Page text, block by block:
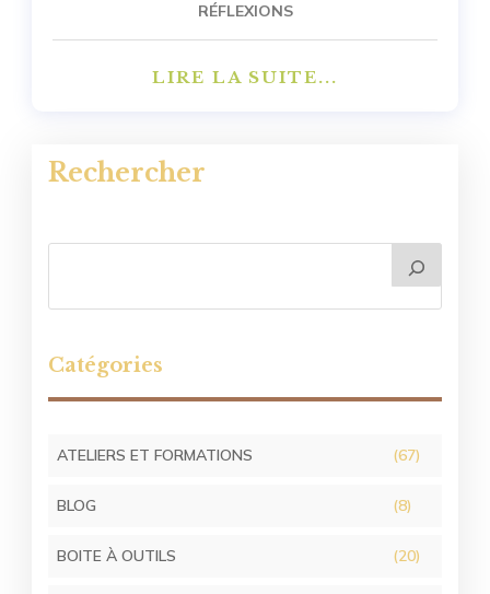
RÉFLEXIONS
LIRE LA SUITE...
Rechercher
Catégories
ATELIERS ET FORMATIONS (67)
BLOG (8)
BOITE À OUTILS (20)